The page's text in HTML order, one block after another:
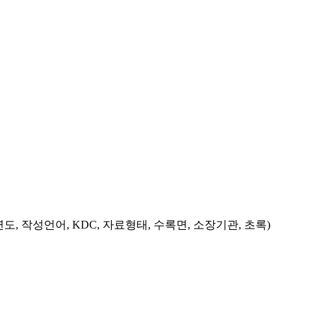
, 작성언어, KDC, 자료형태, 수록면, 소장기관, 초록)